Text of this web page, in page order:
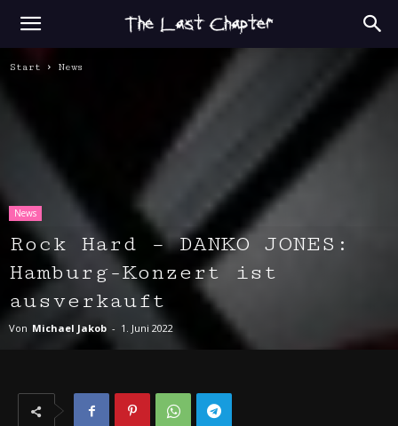
Start News
News
Rock Hard – DANKO JONES:
Hamburg-Konzert ist
ausverkauft
Von Michael Jakob - 1. Juni 2022